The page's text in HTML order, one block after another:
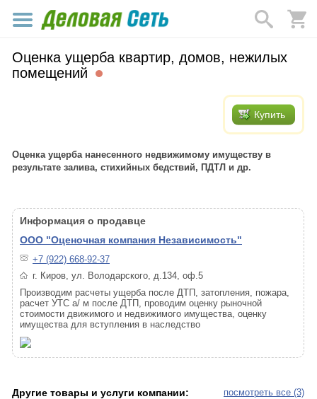
Оценка ущерба квартир, домов, нежилых
помещений
Купить
Оценка ущерба нанесенного недвижимому имуществу в
результате залива, стихийных бедствий, ПДТЛ и др.
Информация о продавце
ООО "Оценочная компания Независимость"
+7 (922) 668-92-37
г. Киров, ул. Володарского, д.134, оф.5
Производим расчеты ущерба после ДТП, затопления, пожара,
расчет УТС а/ м после ДТП, проводим оценку рыночной
стоимости движимого и недвижимого имущества, оценку
имущества для вступления в наследство
посмотреть все (3)
Другие товары и услуги компании: